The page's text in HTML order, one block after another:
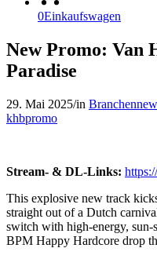
0Einkaufswagen
New Promo: Van
Paradise
29. Mai 2025/in
khbpromo
Stream- & DL-Links:
This explosive new track
straight out of a Dutch
switch with high-energy, sun-
BPM Happy Hardcore drop